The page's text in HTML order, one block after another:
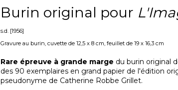
Burin original pour
s.d. [1956]
Gravure au burin, cuvette de 12,5 x 8 cm, feuillet de 19 x 16,3 cm
Rare épreuve à grande marge du burin original
des 90 exemplaires en grand papier de l'édition
pseudonyme de Catherine Robbe Grillet.